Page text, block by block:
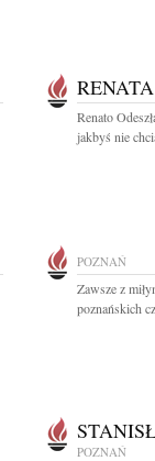
RENATA
Renato
jakbyś nie
POZNAŃ
Zawsze z
poznańskich
POZNAŃ